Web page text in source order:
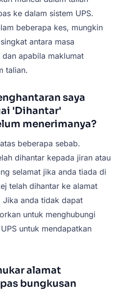
ke dalam sistem UPS.
beberapa kes, mungkin
antara masa
apabila maklumat
talian.
saya
'Dihantar'
menerimanya?
beberapa sebab.
dihantar kepada jiran atau
selamat jika anda tiada di
telah dihantar ke alamat
Jika anda tidak dapat
untuk menghubungi
untuk mendapatkan
alamat
bungkusan